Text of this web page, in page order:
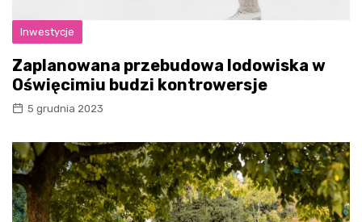
Inwestycje
Zaplanowana przebudowa lodowiska w
Oświęcimiu budzi kontrowersje
5 grudnia 2023